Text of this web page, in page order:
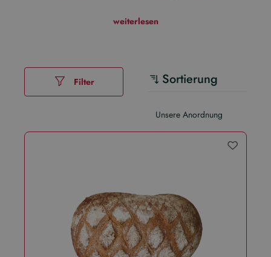
weiterlesen
Filter Sortierung